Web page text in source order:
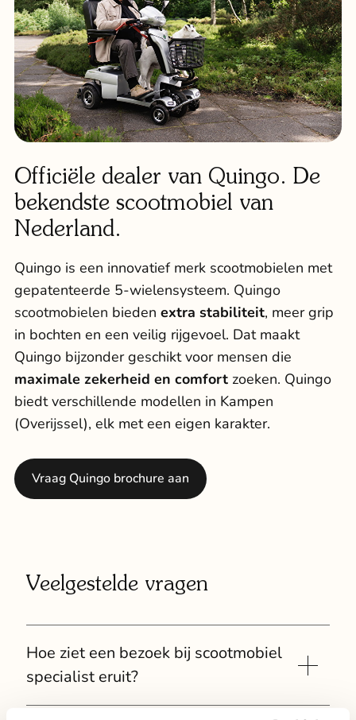
Officiële dealer van Quingo. De
bekendste scootmobiel van
Nederland.
Quingo is een innovatief merk scootmobielen met
gepatenteerde 5-wielensysteem. Quingo
scootmobielen bieden extra stabiliteit, meer grip
in bochten en een veilig rijgevoel. Dat maakt
Quingo bijzonder geschikt voor mensen die
maximale zekerheid en comfort zoeken. Quingo
biedt verschillende modellen in Kampen
(Overijssel), elk met een eigen karakter.
Vraag Quingo brochure aan
Veelgestelde vragen
Hoe ziet een bezoek bij scootmobiel
specialist eruit?
Uw bezoek begint met een persoonlijk gesprek